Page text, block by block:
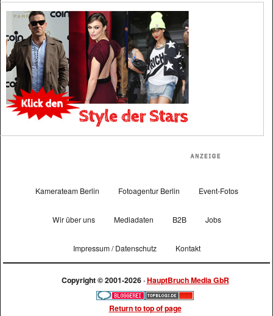
Kamerateam Berlin Fotoagentur Berlin Event-Fotos
Wir über uns Mediadaten B2B Jobs
Impressum / Datenschutz Kontakt
Copyright © 2001-2026 ·HauptBruch Media GbR
Return to top of page